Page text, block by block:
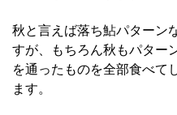
秋と言えば落ち鮎パターン
すが、もちろん秋もパター
を通ったものを全部食べて
ます。